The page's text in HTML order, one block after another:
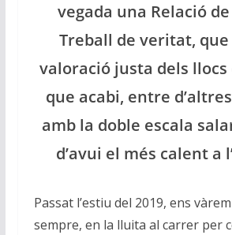
vegada una Relació
Treball de veritat,
valoració justa dels
que acabi, entre
amb la doble escala
d’avui el més calent a
Passat l’estiu del 2019, ens
sempre, en la lluita al carrer per